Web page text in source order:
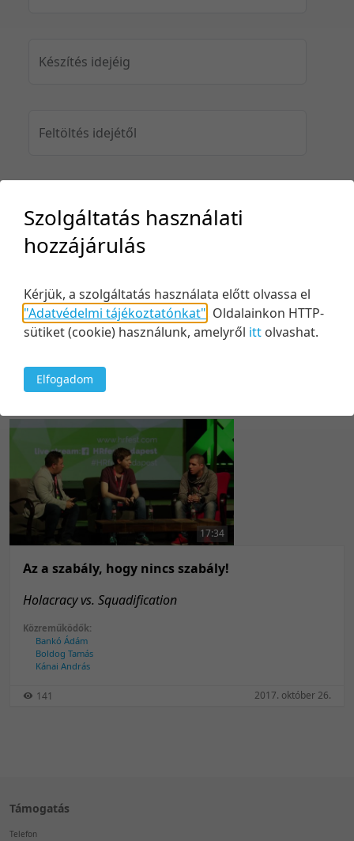
Készítés idejéig
Feltöltés idejétől
Keresés
Relevancia szerint
Kezdés/felvétel dátuma szerint
Kezdés/felvétel dátuma szerint
Feltöltés dátuma szerint
Feltöltés dátuma szerint
Utolsó módosítás szerint
Utolsó módosítás szerint
1 tétel
5 tétel/oldal
10 tétel/oldal
20 tétel/oldal
50 tétel/oldal
100 tétel/oldal
17:34
Az a szabály, hogy nincs szabály!
Holacracy vs. Squadification
Közreműködők:
Bankó Ádám
Boldog Tamás
Kánai András
141 2017. október 26.
Támogatás
Telefon
Szolgáltatás használati
hozzájárulás
Kérjük, a szolgáltatás használata előtt olvassa el
"Adatvédelmi tájékoztatónkat" Oldalainkon HTTP-
sütiket (cookie) használunk, amelyről itt olvashat.
Elfogadom